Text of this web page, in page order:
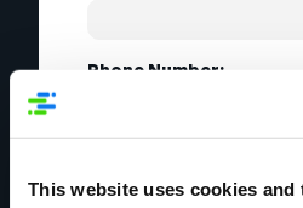
This website uses cookies
Phone Number: